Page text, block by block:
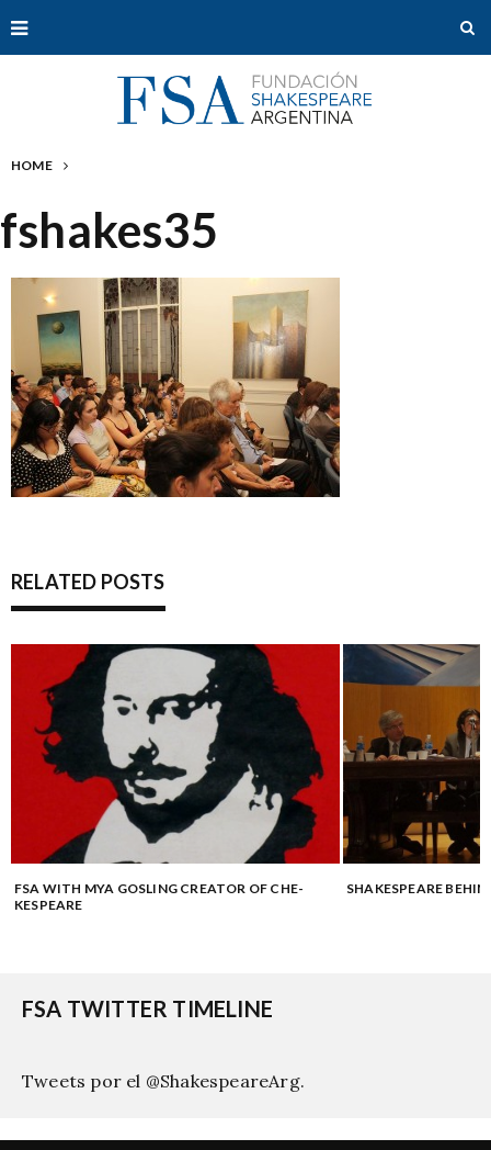
HOME
fshakes35
RELATED POSTS
FSA WITH MYA GOSLING CREATOR OF CHE-
KESPEARE
SHAKESPEARE
FSA TWITTER TIMELINE
Tweets por el @ShakespeareArg.